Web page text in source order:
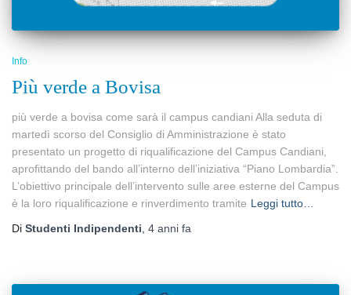
Info
Più verde a Bovisa
più verde a bovisa come sarà il campus candiani Alla seduta di
martedì scorso del Consiglio di Amministrazione è stato
presentato un progetto di riqualificazione del Campus Candiani,
aprofittando del bando all’interno dell’iniziativa “Piano Lombardia”.
L’obiettivo principale dell’intervento sulle aree esterne del Campus
è la loro riqualificazione e rinverdimento tramite Leggi tutto…
Di Studenti Indipendenti, 4 anni fa